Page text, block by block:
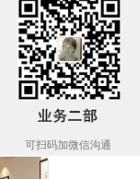
部 +
可扫码加微信沟通